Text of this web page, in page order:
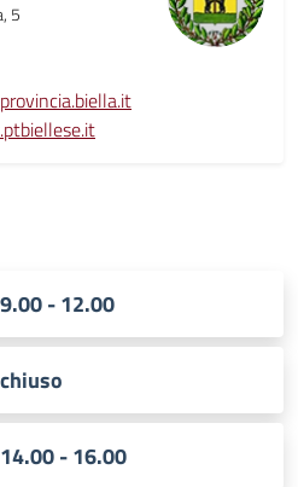
5
9.00 - 12.00
chiuso
14.00 - 16.00